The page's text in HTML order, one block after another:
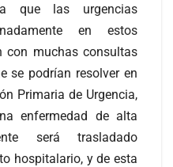
que las urgencias
en estos
con muchas consultas
se podrían resolver en
Primaria de Urgencia,
enfermedad de alta
será trasladado
hospitalario, y de esta